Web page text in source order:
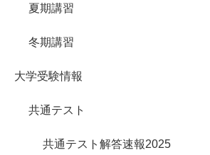
夏期講習
冬期講習
大学受験情報
共通テスト
共通テスト解答速報2025